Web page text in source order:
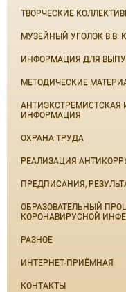
ТВОРЧЕСКИЕ
МУЗЕЙНЫЙ УГОЛОК В.В.
ИНФОРМАЦИЯ ДЛЯ
МЕТОДИЧЕСКИЕ
АНТИЭКСТРЕМИСТСКАЯ
ИНФОРМАЦИЯ
ОХРАНА ТРУДА
РЕАЛИЗАЦИЯ
ПРЕДПИСАНИЯ,
ОБРАЗОВАТЕЛЬНЫЙ
КОРОНАВИРУСНОЙ
РАЗНОЕ
ИНТЕРНЕТ-ПРИЁМНАЯ
КОНТАКТЫ